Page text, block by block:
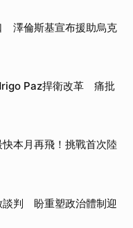
澤倫斯基宣布援助烏克
Paz捍衛改革 痛批
本月再飛！挑戰首次陸
談判 盼重塑政治體制迎